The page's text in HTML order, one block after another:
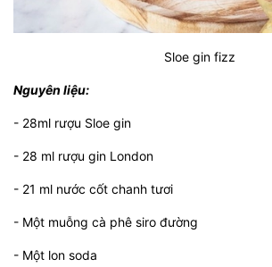
Sloe gin fizz
Nguyên liệu:
- 28ml rượu Sloe gin
- 28 ml rượu gin London
- 21 ml nước cốt chanh tươi
- Một muỗng cà phê siro đường
- Một lon soda